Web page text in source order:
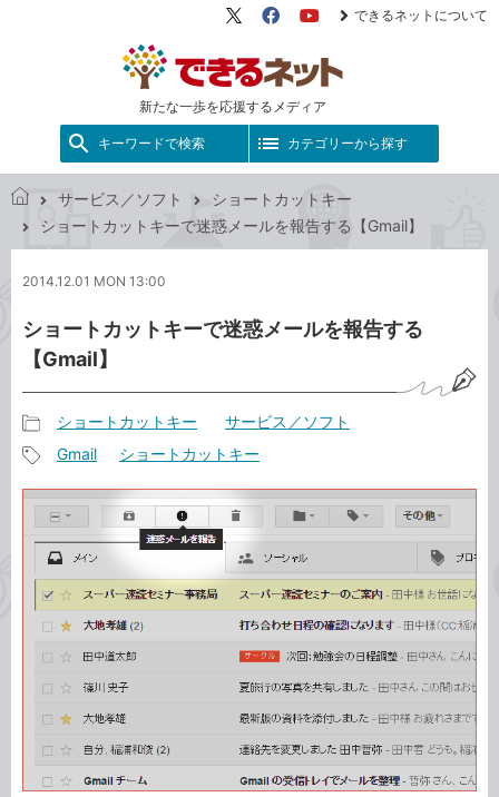
新たな一歩を応援するメディア
X（旧
FacebookYouTube
できるネットについて
キーワードで検索 カテゴリーから探す
ネ
ト
サービス／ソフト
ショートカットキー
ショートカットキーで迷惑メールを報告する【Gmail】
2014.12.01 MON 13:00
ショートカットキーで迷惑メールを報告する
【Gmail】
事
カ
テ
ゴ
リ
ショートカットキー サービス／ソフト
事
タ
グ
Gmail ショートカットキー